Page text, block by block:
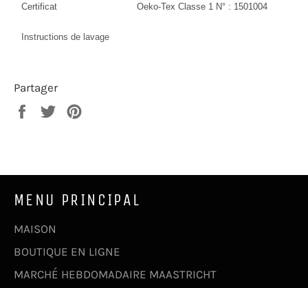
Certificat Oeko-Tex Classe 1 N° : 1501004
Instructions de lavage
Partager
PartagerTweeter
MENU PRINCIPAL
MAISON
BOUTIQUE EN LIGNE
MARCHÉ HEBDOMADAIRE MAASTRICHT